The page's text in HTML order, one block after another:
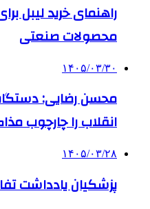
راهنمای خرید لیبل
محصولات صنعتی
۱۴۰۵/۰۳/۳۰
محسن رضایی:
انقلاب را چارچوب
۱۴۰۵/۰۳/۲۸
پزشکیان یادداشت